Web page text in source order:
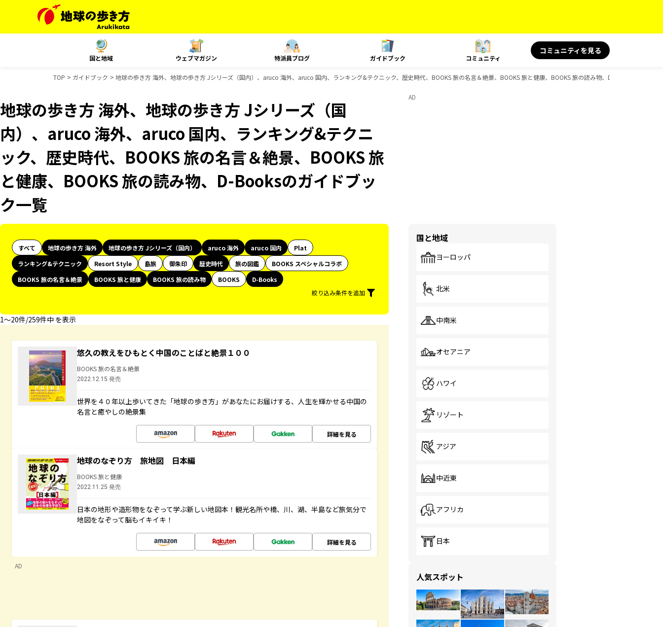
国と地域 ウェブマガジン 特派員ブログ ガイドブック コミュニティ
コミュニティを見る
TOP ガイドブック 地球の歩き方 海外、地球の歩き方 Jシリーズ（国内）、aruco 海外、aruco 国内、ランキング&テクニック、歴史時代、BOOKS 旅の名言＆絶景、BOOKS 旅と健康、BOOKS 旅の読み物、D-Booksのガイドブ
地球の歩き方 海外、地球の歩き方 Jシリーズ（国
内）、aruco 海外、aruco 国内、ランキング&テクニ
ック、歴史時代、BOOKS 旅の名言＆絶景、BOOKS 旅
と健康、BOOKS 旅の読み物、D-Booksのガイドブッ
ク一覧
すべて 地球の歩き方 海外 地球の歩き方 Jシリーズ（国内） aruco 海外 aruco 国内
Plat
ランキング&テクニック
Resort Style 島旅 御朱印 歴史時代 旅の図鑑
BOOKS スペシャルコラボ
BOOKS 旅の名言＆絶景
BOOKS 旅と健康 BOOKS 旅の読み物 BOOKS
D-Books
絞り込み条件を追加
1〜20件/259件中 を表示
悠久の教えをひもとく中国のことばと絶景１００
BOOKS 旅の名言＆絶景
2022.12.15 発売
世界を４０年以上歩いてきた「地球の歩き方」があなたにお届けする、人生を輝かせる中国の
名言と癒やしの絶景集
詳細を見る
地球のなぞり方 旅地図 日本編
BOOKS 旅と健康
2022.11.25 発売
日本の地形や造形物をなぞって学ぶ新しい地図本！観光名所や橋、川、湖、半島など旅気分で
地図をなぞって脳もイキイキ！
詳細を見る
AD
AD
国と地域
ヨーロッパ
北米
中南米
オセアニア
ハワイ
リゾート
アジア
中近東
アフリカ
日本
人気スポット